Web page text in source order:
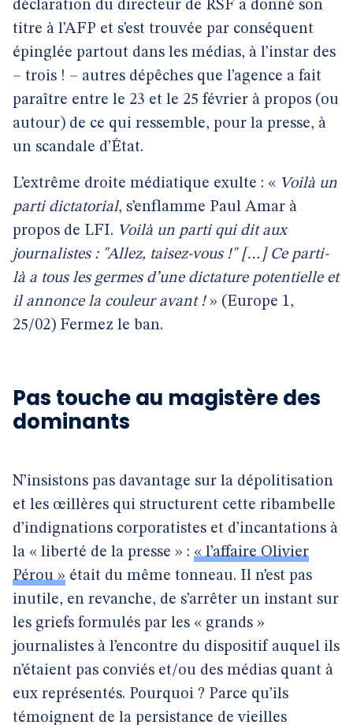
déclaration du directeur de RSF a donné son
titre à l’AFP et s’est trouvée par conséquent
épinglée partout dans les médias, à l’instar des
– trois ! – autres dépêches que l’agence a fait
paraître entre le 23 et le 25 février à propos (ou
autour) de ce qui ressemble, pour la presse, à
un scandale d’État.
L’extrême droite médiatique exulte : « Voilà un
parti dictatorial, s’enflamme Paul Amar à
propos de LFI. Voilà un parti qui dit aux
journalistes : "Allez, taisez-vous !" […] Ce parti-
là a tous les germes d’une dictature potentielle et
il annonce la couleur avant !» (Europe 1,
25/02) Fermez le ban.
Pas touche au magistère des
dominants
N’insistons pas davantage sur la dépolitisation
et les œillères qui structurent cette ribambelle
d’indignations corporatistes et d’incantations à
la « liberté de la presse » : « l’affaire Olivier
Pérou » était du même tonneau. Il n’est pas
inutile, en revanche, de s’arrêter un instant sur
les griefs formulés par les « grands »
journalistes à l’encontre du dispositif auquel ils
n’étaient pas conviés et/ou des médias quant à
eux représentés. Pourquoi ? Parce qu’ils
témoignent de la persistance de vieilles